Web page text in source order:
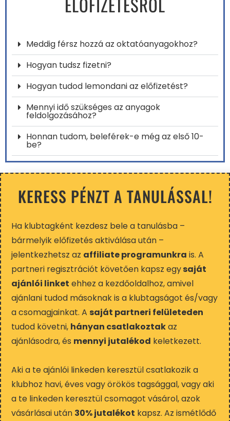
Meddig férsz hozzá az oktatóanyagokhoz?
Hogyan tudsz fizetni?
Hogyan tudod lemondani az előfizetést?
Mennyi idő szükséges az anyagok
feldolgozásához?
Honnan tudom, beleférek-e még az első 10-
be?
KERESS PÉNZT A TANULÁSSAL!
Ha klubtagként kezdesz bele a tanulásba –
bármelyik előfizetés aktiválása után –
jelentkezhetsz az affiliate programunkra is. A
partneri regisztrációt követően kapsz egysaját
ajánlói linket ehhez a kezdőoldalhoz, amivel
ajánlani tudod másoknak is a klubtagságot és/vagy
a csomagjainkat. A saját partneri felületeden
tudod követni, hányan csatlakoztakaz
ajánlásodra, és mennyi jutalékod keletkezett.
Aki a te ajánlói linkeden keresztül csatlakozik a
klubhoz havi, éves vagy örökös tagsággal, vagy aki
a te linkeden keresztül csomagot vásárol, azok
vásárlásai után 30% jutalékot kapsz. Az ismétlődő